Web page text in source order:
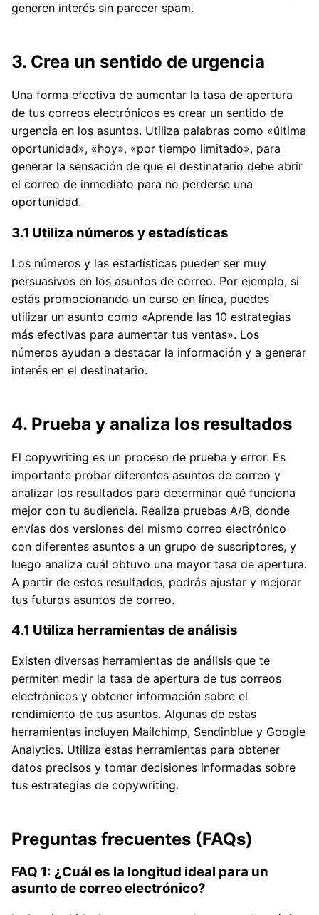
generen interés sin parecer spam.
3. Crea un sentido de urgencia
Una forma efectiva de aumentar la tasa de apertura
de tus correos electrónicos es crear un sentido de
urgencia en los asuntos. Utiliza palabras como «última
oportunidad», «hoy», «por tiempo limitado», para
generar la sensación de que el destinatario debe abrir
el correo de inmediato para no perderse una
oportunidad.
3.1 Utiliza números y estadísticas
Los números y las estadísticas pueden ser muy
persuasivos en los asuntos de correo. Por ejemplo, si
estás promocionando un curso en línea, puedes
utilizar un asunto como «Aprende las 10 estrategias
más efectivas para aumentar tus ventas». Los
números ayudan a destacar la información y a generar
interés en el destinatario.
4. Prueba y analiza los resultados
El copywriting es un proceso de prueba y error. Es
importante probar diferentes asuntos de correo y
analizar los resultados para determinar qué funciona
mejor con tu audiencia. Realiza pruebas A/B, donde
envías dos versiones del mismo correo electrónico
con diferentes asuntos a un grupo de suscriptores, y
luego analiza cuál obtuvo una mayor tasa de apertura.
A partir de estos resultados, podrás ajustar y mejorar
tus futuros asuntos de correo.
4.1 Utiliza herramientas de análisis
Existen diversas herramientas de análisis que te
permiten medir la tasa de apertura de tus correos
electrónicos y obtener información sobre el
rendimiento de tus asuntos. Algunas de estas
herramientas incluyen Mailchimp, Sendinblue y Google
Analytics. Utiliza estas herramientas para obtener
datos precisos y tomar decisiones informadas sobre
tus estrategias de copywriting.
Preguntas frecuentes (FAQs)
FAQ 1: ¿Cuál es la longitud ideal para un
asunto de correo electrónico?